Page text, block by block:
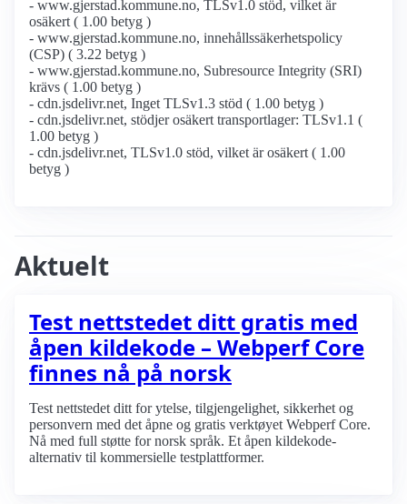
- www.gjerstad.kommune.no, TLSv1.0 stöd, vilket är
osäkert ( 1.00 betyg )
- www.gjerstad.kommune.no, innehållssäkerhetspolicy
(CSP) ( 3.22 betyg )
- www.gjerstad.kommune.no, Subresource Integrity (SRI)
krävs ( 1.00 betyg )
- cdn.jsdelivr.net, Inget TLSv1.3 stöd ( 1.00 betyg )
- cdn.jsdelivr.net, stödjer osäkert transportlager: TLSv1.1 (
1.00 betyg )
- cdn.jsdelivr.net, TLSv1.0 stöd, vilket är osäkert ( 1.00
betyg )
Aktuelt
Test nettstedet ditt gratis med
åpen kildekode – Webperf Core
finnes nå på norsk
Test nettstedet ditt for ytelse, tilgjengelighet, sikkerhet og
personvern med det åpne og gratis verktøyet Webperf Core.
Nå med full støtte for norsk språk. Et åpen kildekode-
alternativ til kommersielle testplattformer.